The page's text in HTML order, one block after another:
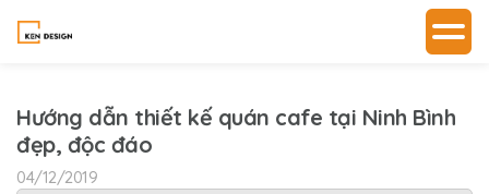
Hướng dẫn thiết kế quán cafe tại Ninh Bình
đẹp, độc đáo
04/12/2019